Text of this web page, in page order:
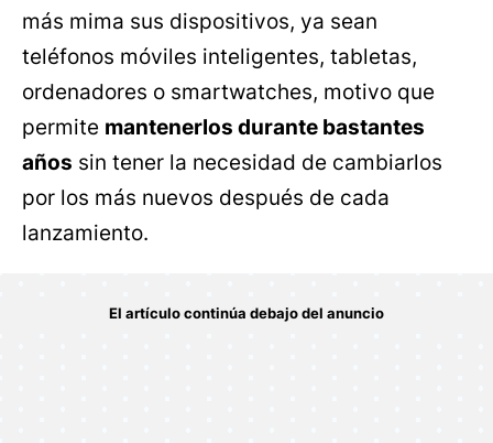
más mima sus dispositivos, ya sean
teléfonos móviles inteligentes, tabletas,
ordenadores o smartwatches, motivo que
permite mantenerlos durante bastantes
años sin tener la necesidad de cambiarlos
por los más nuevos después de cada
lanzamiento.